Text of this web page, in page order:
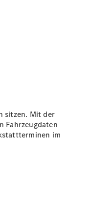
sitzen. Mit der
Fahrzeugdaten
im